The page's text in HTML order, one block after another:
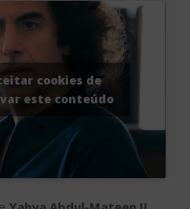
cookies de
este conteúdo